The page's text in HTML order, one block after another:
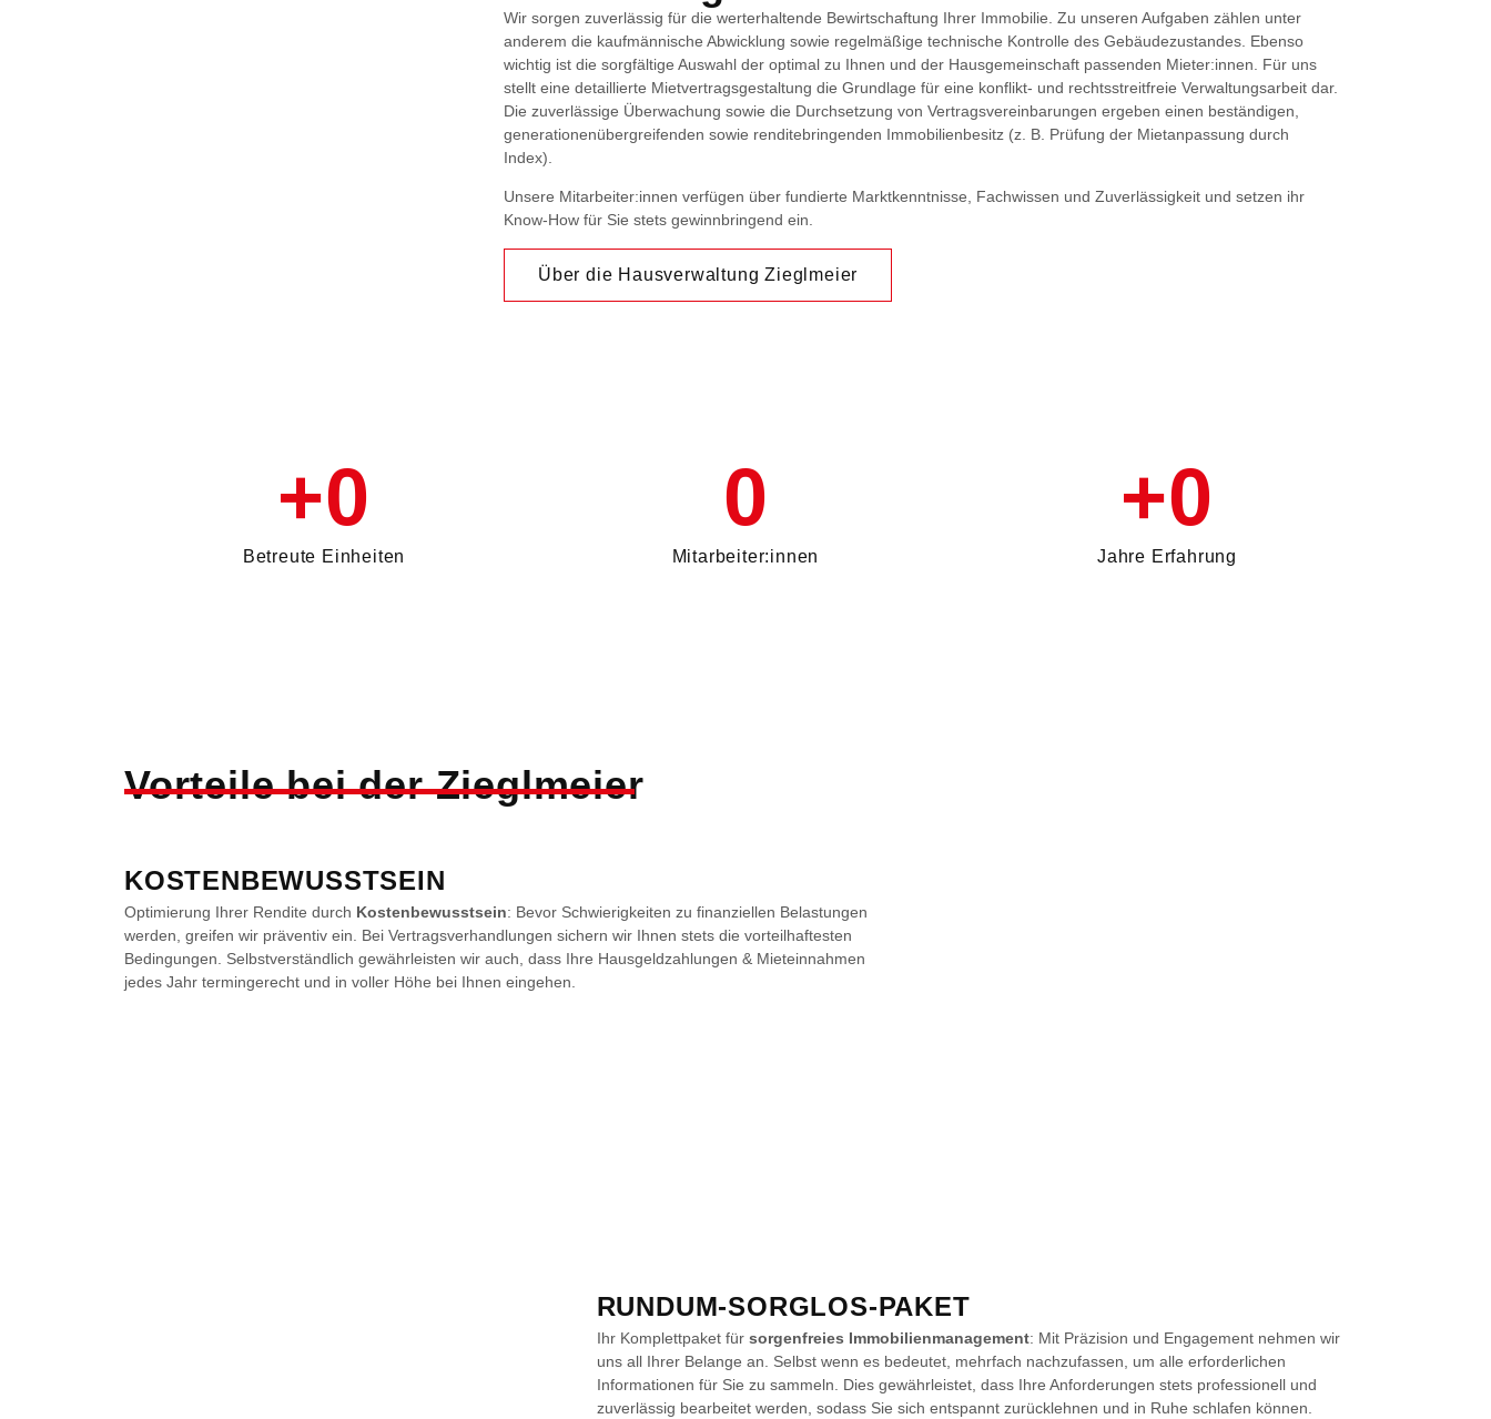
Wir sorgen zuverlässig für die werterhaltende Bewirtschaftung Ihrer Immobilie. Zu unseren Aufgaben zählen unter
anderem die kaufmännische Abwicklung sowie regelmäßige technische Kontrolle des Gebäudezustandes. Ebenso
wichtig ist die sorgfältige Auswahl der optimal zu Ihnen und der Hausgemeinschaft passenden Mieter:innen. Für uns
stellt eine detaillierte Mietvertragsgestaltung die Grundlage für eine konflikt- und rechtsstreitfreie Verwaltungsarbeit dar.
Die zuverlässige Überwachung sowie die Durchsetzung von Vertragsvereinbarungen ergeben einen beständigen,
generationenübergreifenden sowie renditebringenden Immobilienbesitz (z. B. Prüfung der Mietanpassung durch
Index).
Unsere Mitarbeiter:innen verfügen über fundierte Marktkenntnisse, Fachwissen und Zuverlässigkeit und setzen ihr
Know-How für Sie stets gewinnbringend ein.
Über die Hausverwaltung Zieglmeier
Betreute Einheiten
+0
Mitarbeiter:innen
0
Jahre Erfahrung
+0
Vorteile bei der Zieglmeier
KOSTENBEWUSSTSEIN
Optimierung Ihrer Rendite durch Kostenbewusstsein: Bevor Schwierigkeiten zu finanziellen Belastungen
werden, greifen wir präventiv ein. Bei Vertragsverhandlungen sichern wir Ihnen stets die vorteilhaftesten
Bedingungen. Selbstverständlich gewährleisten wir auch, dass Ihre Hausgeldzahlungen & Mieteinnahmen
jedes Jahr termingerecht und in voller Höhe bei Ihnen eingehen.
RUNDUM-SORGLOS-PAKET
Ihr Komplettpaket für sorgenfreies Immobilienmanagement: Mit Präzision und Engagement nehmen wir
uns all Ihrer Belange an. Selbst wenn es bedeutet, mehrfach nachzufassen, um alle erforderlichen
Informationen für Sie zu sammeln. Dies gewährleistet, dass Ihre Anforderungen stets professionell und
zuverlässig bearbeitet werden, sodass Sie sich entspannt zurücklehnen und in Ruhe schlafen können.